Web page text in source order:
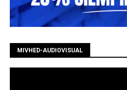
MIVHED-AUDIOVISUAL